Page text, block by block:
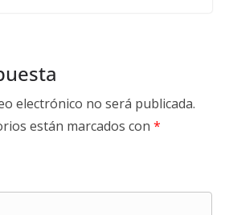
electrónico no será publicada.
están marcados con *